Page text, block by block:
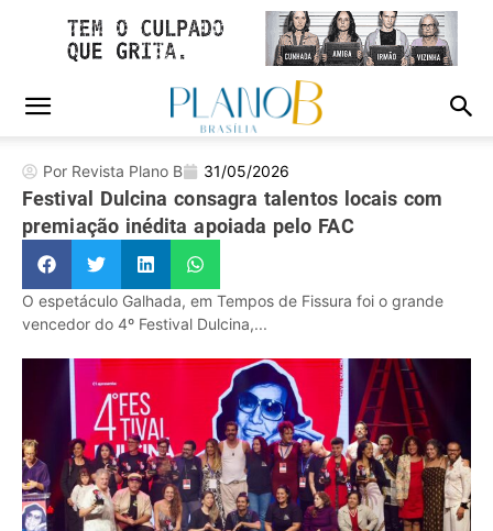
Por Revista Plano B 31/05/2026
Festival Dulcina consagra talentos locais com
premiação inédita apoiada pelo FAC
O espetáculo Galhada, em Tempos de Fissura foi o grande
vencedor do 4º Festival Dulcina,...